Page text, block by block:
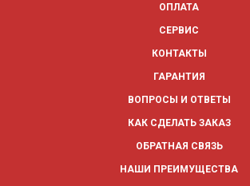
ОПЛАТА
СЕРВИС
КОНТАКТЫ
ГАРАНТИЯ
ВОПРОСЫ И ОТВЕТЫ
КАК СДЕЛАТЬ ЗАКАЗ
ОБРАТНАЯ СВЯЗЬ
НАШИ ПРЕИМУЩЕСТВА